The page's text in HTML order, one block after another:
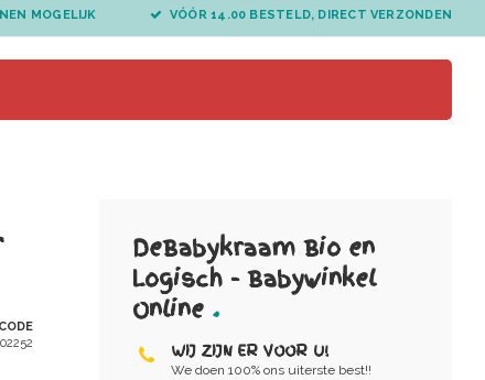
MOGELIJK VÓÓR 14.00 BESTELD, DIRECT VERZONDEN
DeBabykraam Bio en
Logisch - Babywinkel
Online .
WIJ ZIJN ER VOOR U!
We doen 100% ons uiterste best!!